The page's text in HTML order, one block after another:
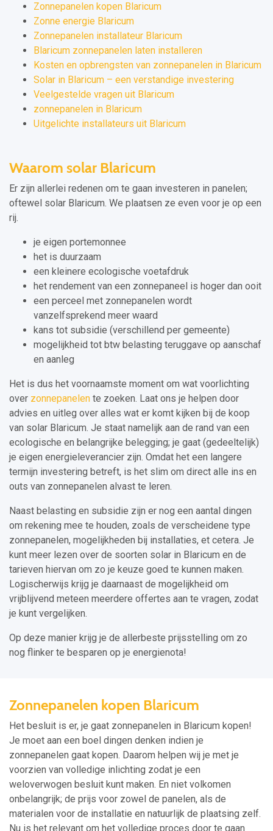
Zonnepanelen kopen Blaricum
Zonne energie Blaricum
Zonnepanelen installateur Blaricum
Blaricum zonnepanelen laten installeren
Kosten en opbrengsten van zonnepanelen in Blaricum
Solar in Blaricum – een verstandige investering
Veelgestelde vragen uit Blaricum
zonnepanelen in Blaricum
Uitgelichte installateurs uit Blaricum
Waarom solar Blaricum
Er zijn allerlei redenen om te gaan investeren in panelen;
oftewel solar Blaricum. We plaatsen ze even voor je op een
rij.
je eigen portemonnee
het is duurzaam
een kleinere ecologische voetafdruk
het rendement van een zonnepaneel is hoger dan ooit
een perceel met zonnepanelen wordt
vanzelfsprekend meer waard
kans tot subsidie (verschillend per gemeente)
mogelijkheid tot btw belasting teruggave op aanschaf
en aanleg
Het is dus het voornaamste moment om wat voorlichting
over zonnepanelen te zoeken. Laat ons je helpen door
advies en uitleg over alles wat er komt kijken bij de koop
van solar Blaricum. Je staat namelijk aan de rand van een
ecologische en belangrijke belegging; je gaat (gedeeltelijk)
je eigen energieleverancier zijn. Omdat het een langere
termijn investering betreft, is het slim om direct alle ins en
outs van zonnepanelen alvast te leren.
Naast belasting en subsidie zijn er nog een aantal dingen
om rekening mee te houden, zoals de verscheidene type
zonnepanelen, mogelijkheden bij installaties, et cetera. Je
kunt meer lezen over de soorten solar in Blaricum en de
tarieven hiervan om zo je keuze goed te kunnen maken.
Logischerwijs krijg je daarnaast de mogelijkheid om
vrijblijvend meteen meerdere offertes aan te vragen, zodat
je kunt vergelijken.
Op deze manier krijg je de allerbeste prijsstelling om zo
nog flinker te besparen op je energienota!
Zonnepanelen kopen Blaricum
Het besluit is er, je gaat zonnepanelen in Blaricum kopen!
Je moet aan een boel dingen denken indien je
zonnepanelen gaat kopen. Daarom helpen wij je met je
voorzien van volledige inlichting zodat je een
weloverwogen besluit kunt maken. En niet volkomen
onbelangrijk; de prijs voor zowel de panelen, als de
materialen voor de installatie en natuurlijk de plaatsing zelf.
Nu is het relevant om het volledige proces door te gaan